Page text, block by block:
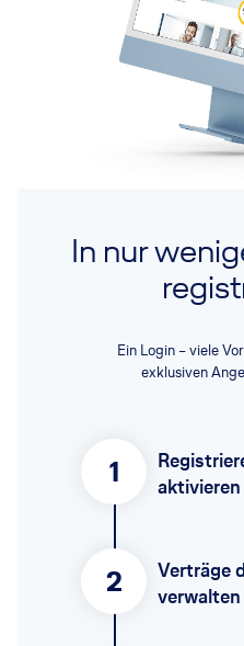
In nur
Ein Login – viele
exklusiven
1
aktivieren
2
Verträge
verwalten